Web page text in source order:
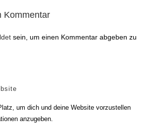
Kommentar
sein, um einen Kommentar abgeben zu
um dich und deine Website vorzustellen
anzugeben.